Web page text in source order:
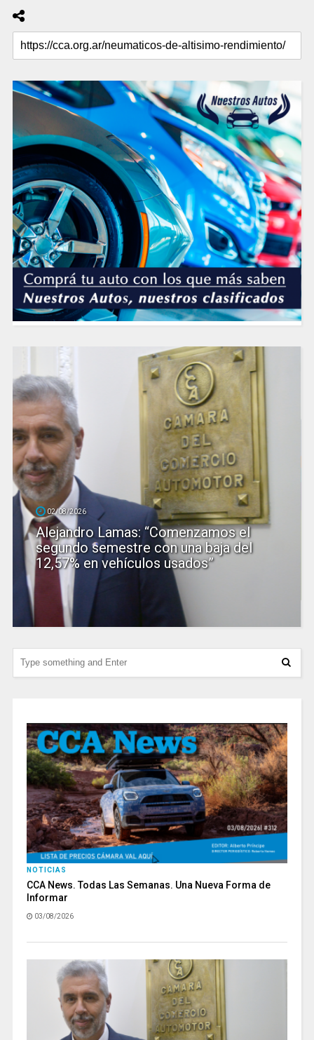
02/08/2026
Alejandro Lamas: “Comenzamos el
segundo semestre con una baja del
12,57% en vehículos usados”
NOTICIAS
CCA News. Todas Las Semanas. Una Nueva Forma de
Informar
03/08/2026